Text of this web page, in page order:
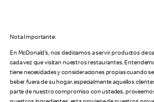
Nota Importante:
En McDonald’s, nos dedicamos a servir productos de
cada vez que visitan nuestros restaurantes.
tiene necesidades y consideraciones propias cuando
beber fuera de su hogar, especialmente aquellos
parte de nuestro compromiso con ustedes,